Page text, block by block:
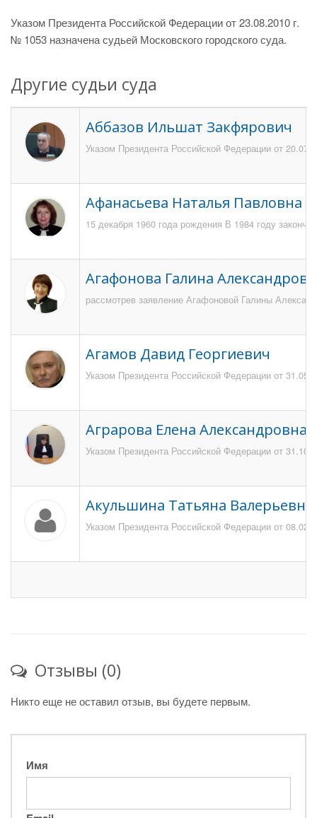
Указом Президента Российской Федерации от 23.08.2010 г.
№ 1053 назначена судьей Московского городского суда.
Другие судьи суда
Аббазов Ильшат Закфярович
Указом Президента Российской Федерации от
Афанасьева Наталья Павловна
15 декабря 1960 года рождения В 1984 году
Агафонова Галина
рассмотрев заявление Агафоновой Галины
Агамов Давид Георгиевич
Указом Президента Российской Федерации от
Аграрова Елена Александровна
Указом Президента Российской Федерации от
Акульшина Татьяна Валерьевна
Указом Президента Российской Федерации от
Отзывы (0)
Никто еще не оставил отзыв, вы будете первым.
Имя